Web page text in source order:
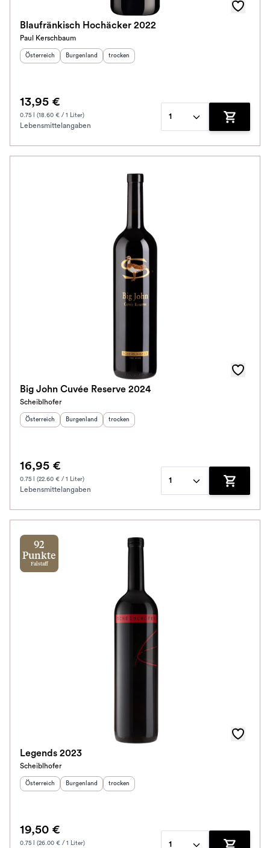
Blaufränkisch Hochäcker 2022
Paul Kerschbaum
Herkunftsland
Österreich Herkunftsregion:
Burgenland Geschmack
trocken
13,95 €
0.75 l (18.60 € / 1 Liter)
Lebensmittelangaben
1
Zum
Big John Cuvée Reserve 2024
Scheiblhofer
Herkunftsland
Österreich Herkunftsregion:
Burgenland Geschmack
trocken
16,95 €
0.75 l (22.60 € / 1 Liter)
Lebensmittelangaben
1
Zum
92
Punkte
Falstaff
Legends 2023
Scheiblhofer
Herkunftsland
Österreich Herkunftsregion:
Burgenland Geschmack
trocken
19,50 €
0.75 l (26.00 € / 1 Liter)
1